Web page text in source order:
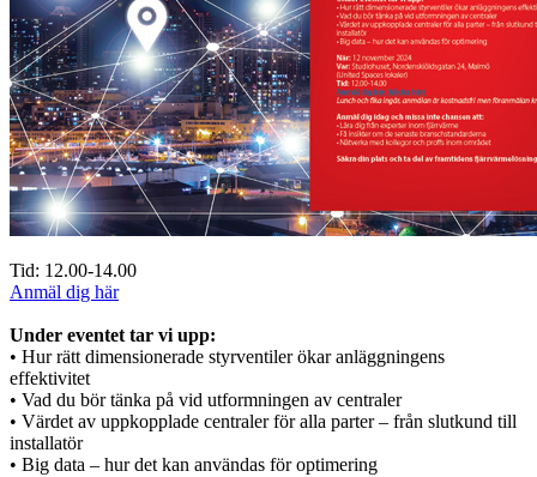
Tid: 12.00-14.00
Anmäl dig här
Under eventet tar vi upp:
• Hur rätt dimensionerade styrventiler ökar anläggningens
effektivitet
• Vad du bör tänka på vid utformningen av centraler
• Värdet av uppkopplade centraler för alla parter – från slutkund till
installatör
• Big data – hur det kan användas för optimering